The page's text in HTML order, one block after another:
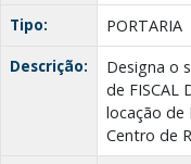
Tipo:
PORTARIA
Descrição:
Designa o
de FISCAL
locação de
Centro de